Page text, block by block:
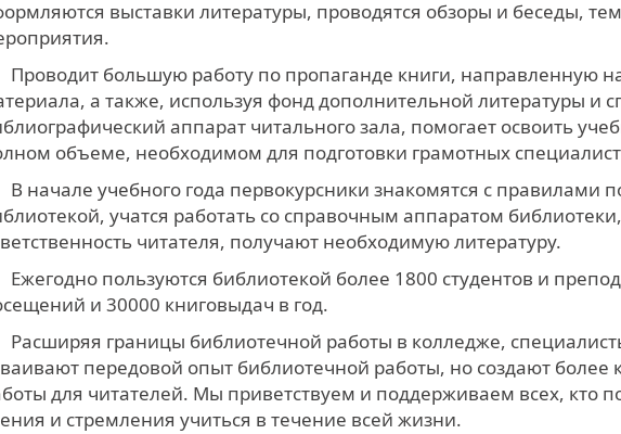
выставки литературы, проводятся обзоры и беседы,
Проводит большую работу по пропаганде книги, направленную
а также, используя фонд дополнительной литературы и
аппарат читального зала, помогает освоить
объеме, необходимом для подготовки грамотных
В начале учебного года первокурсники знакомятся с правилами
учатся работать со справочным аппаратом
читателя, получают необходимую литературу.
Ежегодно пользуются библиотекой более 1800 студентов и
и 30000 книговыдач в год.
Расширяя границы библиотечной работы в колледже,
передовой опыт библиотечной работы, но создают более
для читателей. Мы приветствуем и поддерживаем всех, кто
и стремления учиться в течение всей жизни.